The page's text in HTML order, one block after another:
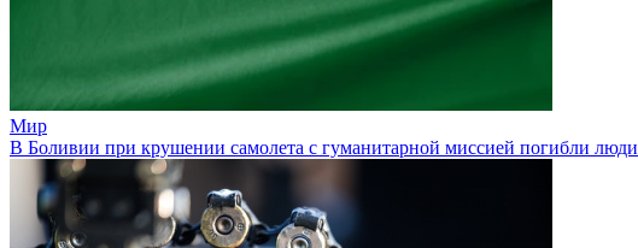
Мир
В Боливии при крушении самолета с гуманитарной миссией погибли люди